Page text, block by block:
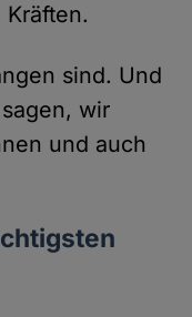
sind. Und
wir
und auch